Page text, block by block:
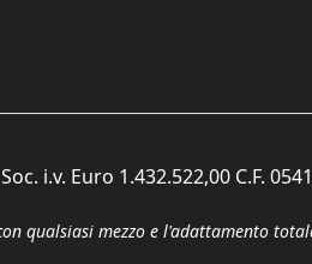
i.v. Euro 1.432.522,00 C.F.
qualsiasi mezzo e l'adattamento